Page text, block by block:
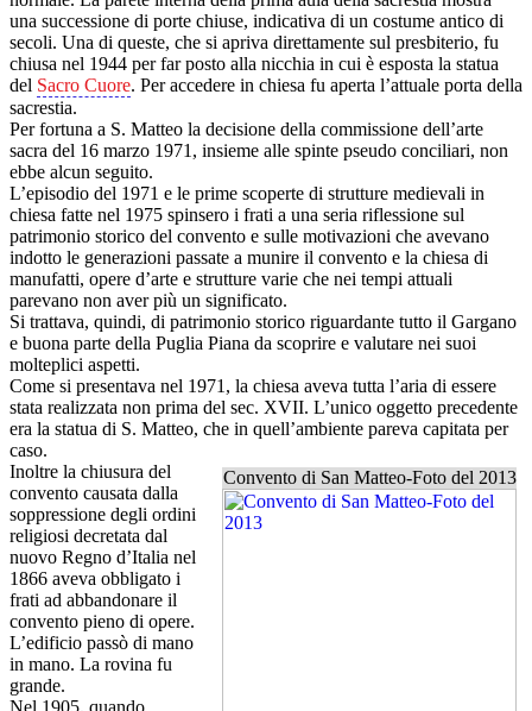
una successione di porte chiuse, indicativa di un costume antico di
secoli. Una di queste, che si apriva direttamente sul presbiterio, fu
chiusa nel 1944 per far posto alla nicchia in cui è esposta la statua
del Sacro Cuore. Per accedere in chiesa fu aperta l’attuale porta della
sacrestia.
Per fortuna a S. Matteo la decisione della commissione dell’arte
sacra del 16 marzo 1971, insieme alle spinte pseudo conciliari, non
ebbe alcun seguito.
L’episodio del 1971 e le prime scoperte di strutture medievali in
chiesa fatte nel 1975 spinsero i frati a una seria riflessione sul
patrimonio storico del convento e sulle motivazioni che avevano
indotto le generazioni passate a munire il convento e la chiesa di
manufatti, opere d’arte e strutture varie che nei tempi attuali
parevano non aver più un significato.
Si trattava, quindi, di patrimonio storico riguardante tutto il Gargano
e buona parte della Puglia Piana da scoprire e valutare nei suoi
molteplici aspetti.
Come si presentava nel 1971, la chiesa aveva tutta l’aria di essere
stata realizzata non prima del sec. XVII. L’unico oggetto precedente
era la statua di S. Matteo, che in quell’ambiente pareva capitata per
caso.
Convento di San Matteo-Foto del 2013
Inoltre la chiusura del
convento causata dalla
soppressione degli ordini
religiosi decretata dal
nuovo Regno d’Italia nel
1866 aveva obbligato i
frati ad abbandonare il
convento pieno di opere.
L’edificio passò di mano
in mano. La rovina fu
grande.
Nel 1905, quando